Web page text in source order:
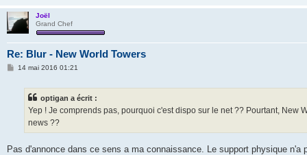
Joël
Grand Chef
Re: Blur - New World Towers
M14 mai 2016 01:21
optigan a écrit :
Yep ! Je comprends pas, pourquoi c'est dispo sur le net ?? Pourtant,
news ??
Pas d'annonce dans ce sens a ma connaissance. Le support physique